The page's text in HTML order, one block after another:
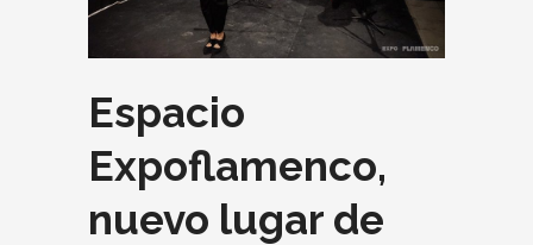
Espacio
Expoflamenco,
nuevo lugar de